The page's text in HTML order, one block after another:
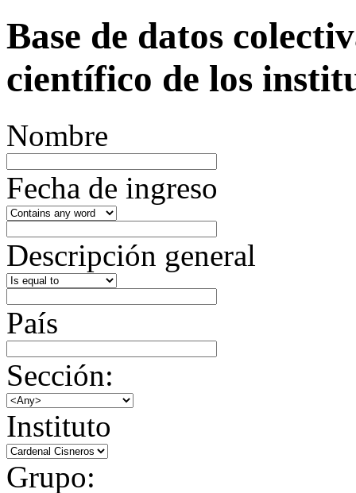
Base de datos
científico de los
Nombre
Fecha de ingreso
Descripción general
País
Sección:
Instituto
Grupo: